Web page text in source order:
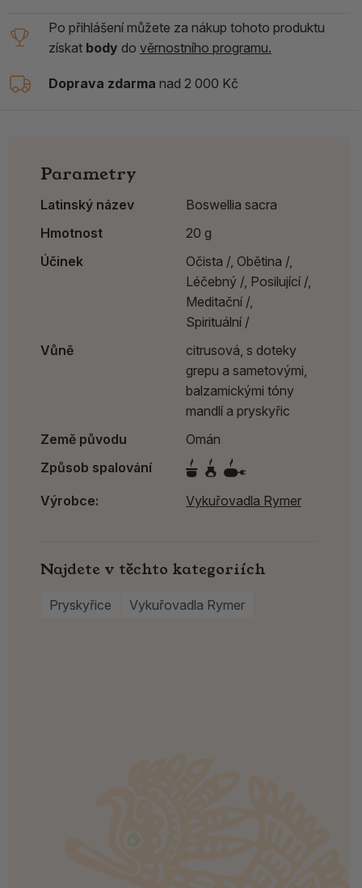
Po přihlášení můžete za nákup tohoto produktu
získat body do věrnostního programu.
Doprava zdarma nad 2 000 Kč
Parametry
Latinský název
Boswellia sacra
Hmotnost
20 g
Účinek
Očista /, Obětina /,
Léčebný /, Posilující /,
Meditační /,
Spirituální /
Vůně
citrusová, s doteky
grepu a sametovými,
balzamickými tóny
mandlí a pryskyřic
Země původu
Omán
Způsob spalování
Výrobce: Vykuřovadla Rymer
Najdete v těchto kategoriích
Pryskyřice Vykuřovadla Rymer